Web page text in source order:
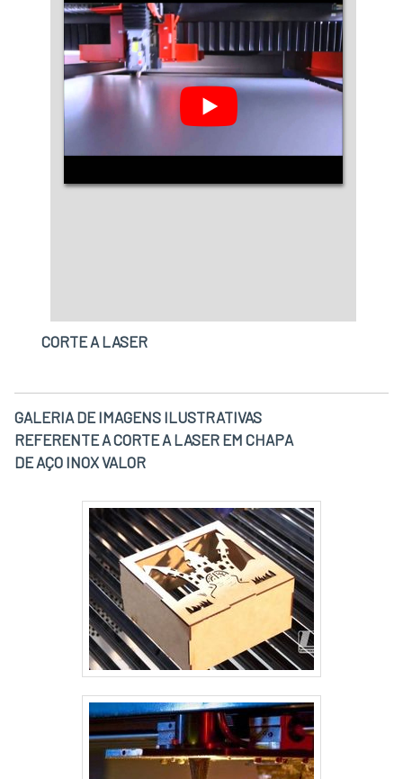
CORTE A LASER
GALERIA DE IMAGENS ILUSTRATIVAS
REFERENTE A CORTE A LASER EM CHAPA
DE AÇO INOX VALOR